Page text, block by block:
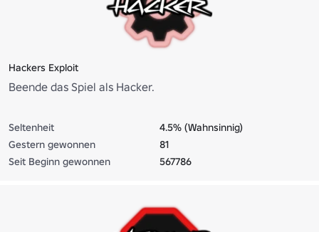
Hackers Exploit
Beende das Spiel als Hacker.
Seltenheit
4.5% (Wahnsinnig)
Gestern gewonnen
81
Seit Beginn gewonnen
567786